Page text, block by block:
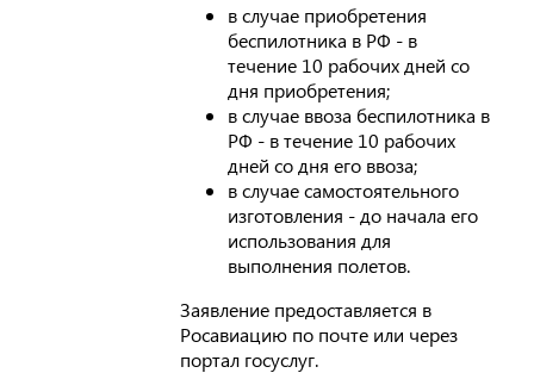
в случае приобретения
беспилотника в РФ - в
течение 10 рабочих дней со
дня приобретения;
в случае ввоза беспилотника в
РФ - в течение 10 рабочих
дней со дня его ввоза;
в случае самостоятельного
изготовления - до начала его
использования для
выполнения полетов.
Заявление предоставляется в
Росавиацию по почте или через
портал госуслуг.